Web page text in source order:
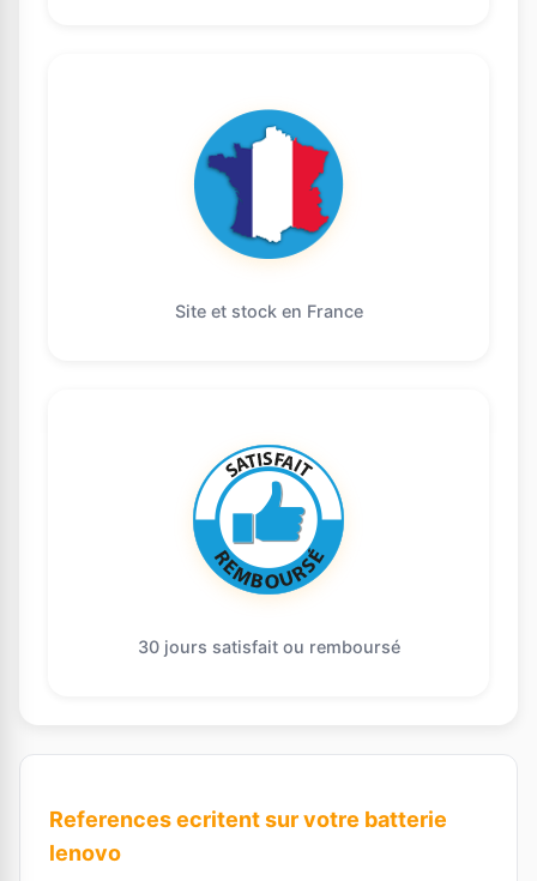
Site et stock en France
30 jours satisfait ou remboursé
References ecritent sur votre batterie
lenovo